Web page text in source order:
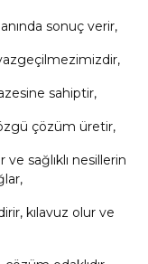
sonuç verir,
sahiptir,
çözüm üretir,
sağlıklı nesillerin
kılavuz olur ve